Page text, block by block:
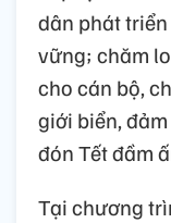
dân phát
vững; chăm
cho cán bộ,
giới biển,
đón Tết đầm
Tại chương